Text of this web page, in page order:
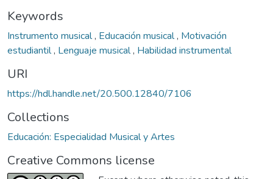
Keywords
Instrumento musical, Educación musical, Motivación
estudiantil, Lenguaje musical, Habilidad instrumental
URI
https://hdl.handle.net/20.500.12840/7106
Collections
Educación: Especialidad Musical y Artes
Creative Commons license